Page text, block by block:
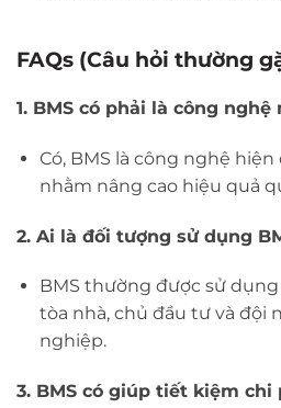
FAQs (Câu hỏi thường
1. BMS có phải là công nghệ
Có, BMS là công nghệ
nhằm nâng cao hiệu quả
2. Ai là đối tượng sử dụng
BMS thường được sử
tòa nhà, chủ đầu tư và đội
nghiệp.
3. BMS có giúp tiết kiệm chi